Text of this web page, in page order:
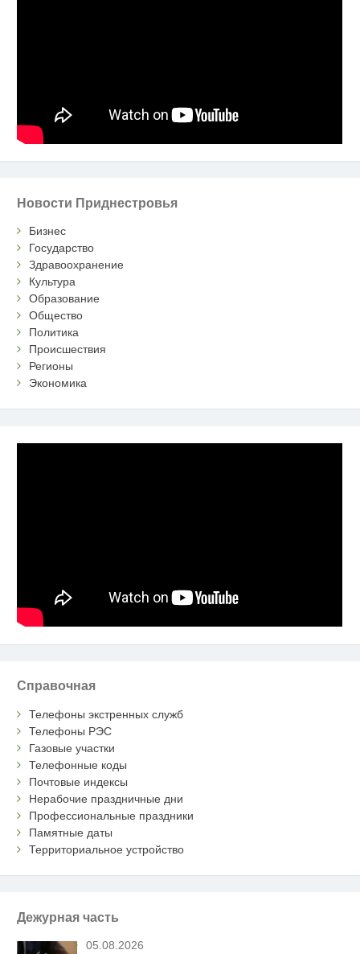
Новости Приднестровья
Бизнес
Государство
Здравоохранение
Культура
Образование
Общество
Политика
Происшествия
Регионы
Экономика
Справочная
Телефоны экстренных служб
Телефоны РЭС
Газовые участки
Телефонные коды
Почтовые индексы
Нерабочие праздничные дни
Профессиональные праздники
Памятные даты
Территориальное устройство
Дежурная часть
05.08.2026